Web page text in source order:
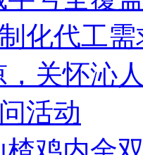
化代工需
关怀沁
活动